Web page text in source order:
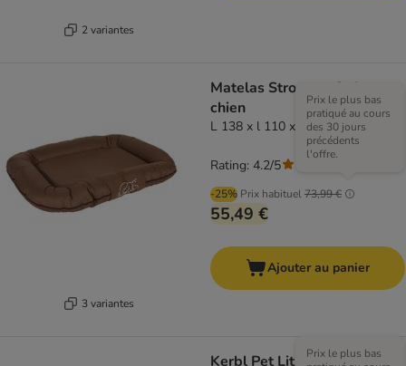
2 variantes
3 variantes
Matelas Strong et Soft pour
chien
L 138 x l 110 x H 15 cm environ
-25% Prix habituel73,99 €
Prix le plus bas
pratiqué au cours
des 30 jours
précédents
l'offre.
55,49 €
Rating: 4.2/5
Ajouter au panier
Kerbl Pet Lit douillet Oliver
Prix le plus bas